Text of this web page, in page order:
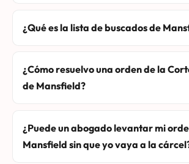
¿Qué es la lista de buscados de
¿Cómo resuelvo una orden de la
de Mansfield?
¿Puede un abogado levantar mi
Mansfield sin que yo vaya a la